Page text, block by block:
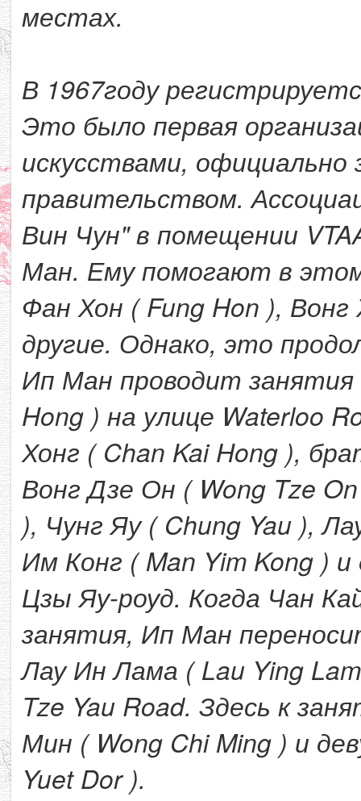
местах.
В 1967году
Это было первая
искусствами, официально
правительством.
Вин Чун" в помещении
Ман. Ему помогают в
Фан Хон ( Fung Hon ),
другие. Однако, это
Ип Ман проводит занятия
Hong ) на улице Waterloo
Хонг ( Chan Kai Hong ),
Вонг Дзе Он ( Wong Tze
), Чунг Яу ( Chung Yau ),
Им Конг ( Man Yim Kong ) и
Цзы Яу-роуд. Когда Чан
занятия, Ип Ман
Лау Ин Лама ( Lau Ying
Tze Yau Road. Здесь к
Мин ( Wong Chi Ming ) и
Yuet Dor ).